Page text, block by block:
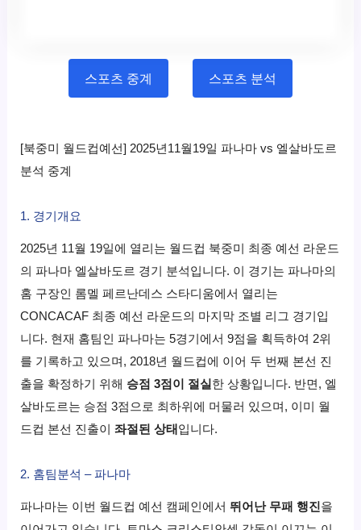
스포츠 중계 스포츠 분석
[북중미 월드컵예선] 2025년11월19일 파나마 vs 엘살바도르
분석 중계
1. 경기개요
2025년 11월 19일에 열리는 월드컵 북중미 최종 예선 라운드
의 파나마 엘살바도르 경기 분석입니다. 이 경기는 파나마의
홈 구장인 롬멜 페르난데스 스타디움에서 열리는
CONCACAF 최종 예선 라운드의 마지막 조별 리그 경기입
니다. 현재 홈팀인 파나마는 5경기에서 9점을 획득하여 2위
를 기록하고 있으며, 2018년 월드컵에 이어 두 번째 본선 진
출을 확정하기 위해 승점 3점이 절실 한 상황입니다. 반면, 엘
살바도르는 승점 3점으로 최하위에 머물러 있으며, 이미 월
드컵 본선 진출이좌절된 상태 입니다.
2. 홈팀분석 – 파나마
파나마는 이번 월드컵 예선 캠페인에서 뛰어난 무패 행진 을